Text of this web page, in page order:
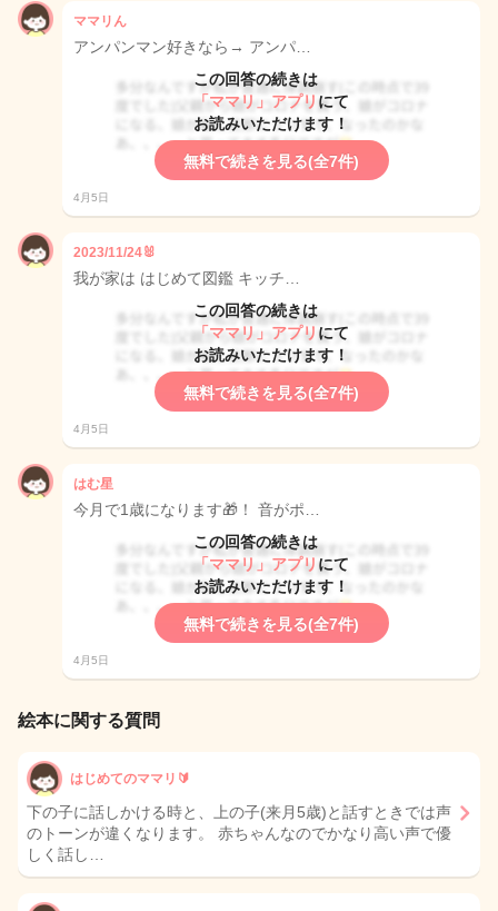
ママリん
アンパンマン好きなら→ アンパ…
この回答の続きは
「ママリ」アプリ にて
お読みいただけます！
無料で続きを見る(全7件)
4月5日
2023/11/24🐰
我が家は はじめて図鑑 キッチ…
この回答の続きは
「ママリ」アプリ にて
お読みいただけます！
無料で続きを見る(全7件)
4月5日
はむ星
今月で1歳になります🎁！ 音がポ…
この回答の続きは
「ママリ」アプリ にて
お読みいただけます！
無料で続きを見る(全7件)
4月5日
絵本に関する質問
はじめてのママリ🔰
下の子に話しかける時と、上の子(来月5歳)と話すときでは声
のトーンが違くなります。 赤ちゃんなのでかなり高い声で優
しく話し…